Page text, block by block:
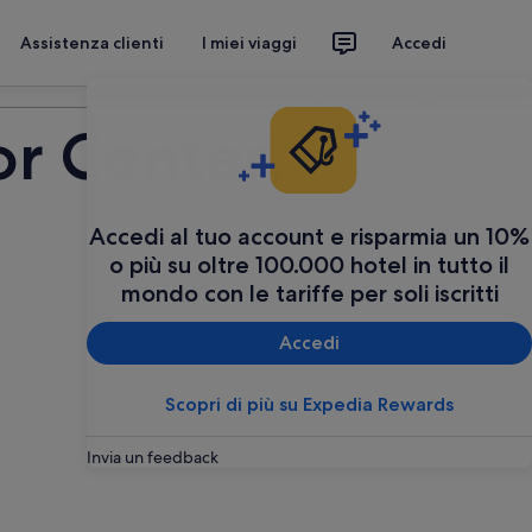
Assistenza clienti I miei viaggi Accedi
Accedi al tuo account e risparmia un 10%
o più su oltre 100.000 hotel in tutto il
mondo con le tariffe per soli iscritti
Accedi
Scopri di più su Expedia Rewards
Invia un feedback
Center: